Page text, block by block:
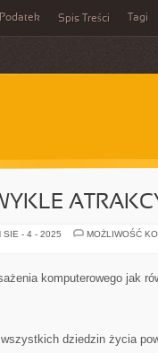
Podatek Spis Treści Tagi
SIE - 4 - 2025
MOŻLIWOŚĆ
komputerowego jak
dziedzin życia